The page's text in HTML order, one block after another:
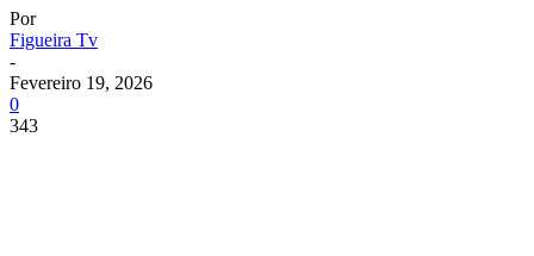
Por
Figueira Tv
-
Fevereiro 19, 2026
0
343